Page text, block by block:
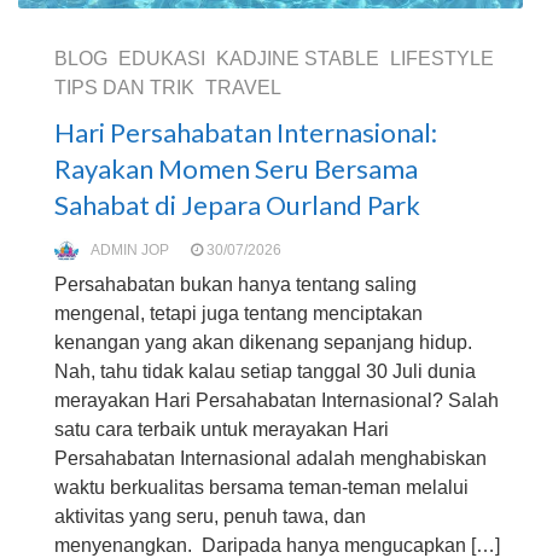
BLOG EDUKASI KADJINE STABLE
LIFESTYLE
TIPS DAN TRIK TRAVEL
Hari Persahabatan Internasional:
Rayakan Momen Seru Bersama
Sahabat di Jepara Ourland Park
ADMIN JOP 30/07/2026
Persahabatan bukan hanya tentang saling
mengenal, tetapi juga tentang menciptakan
kenangan yang akan dikenang sepanjang hidup.
Nah, tahu tidak kalau setiap tanggal 30 Juli dunia
merayakan Hari Persahabatan Internasional? Salah
satu cara terbaik untuk merayakan Hari
Persahabatan Internasional adalah menghabiskan
waktu berkualitas bersama teman-teman melalui
aktivitas yang seru, penuh tawa, dan
menyenangkan. Daripada hanya mengucapkan […]